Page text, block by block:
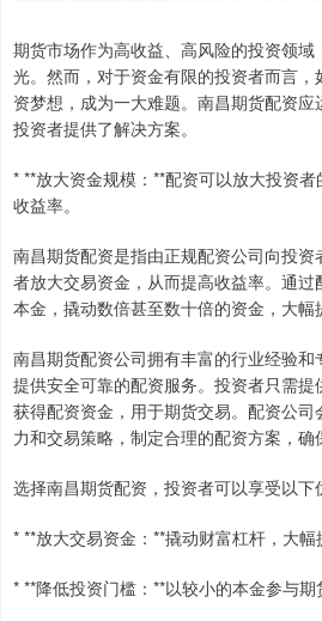
期货市场作为高收益、高风险的投资领域
光。然而，对于资金有限的投资者而言
资梦想，成为一大难题。南昌期货配资
投资者提供了解决方案。
* **放大资金规模：**配资可以放大投资
收益率。
南昌期货配资是指由正规配资公司向投
者放大交易资金，从而提高收益率。通
本金，撬动数倍甚至数十倍的资金，大幅
南昌期货配资公司拥有丰富的行业经验
提供安全可靠的配资服务。投资者只需
获得配资资金，用于期货交易。配资公
力和交易策略，制定合理的配资方案，确
选择南昌期货配资，投资者可以享受以下
* **放大交易资金：**撬动财富杠杆，大幅
* **降低投资门槛：**以较小的本金参与期